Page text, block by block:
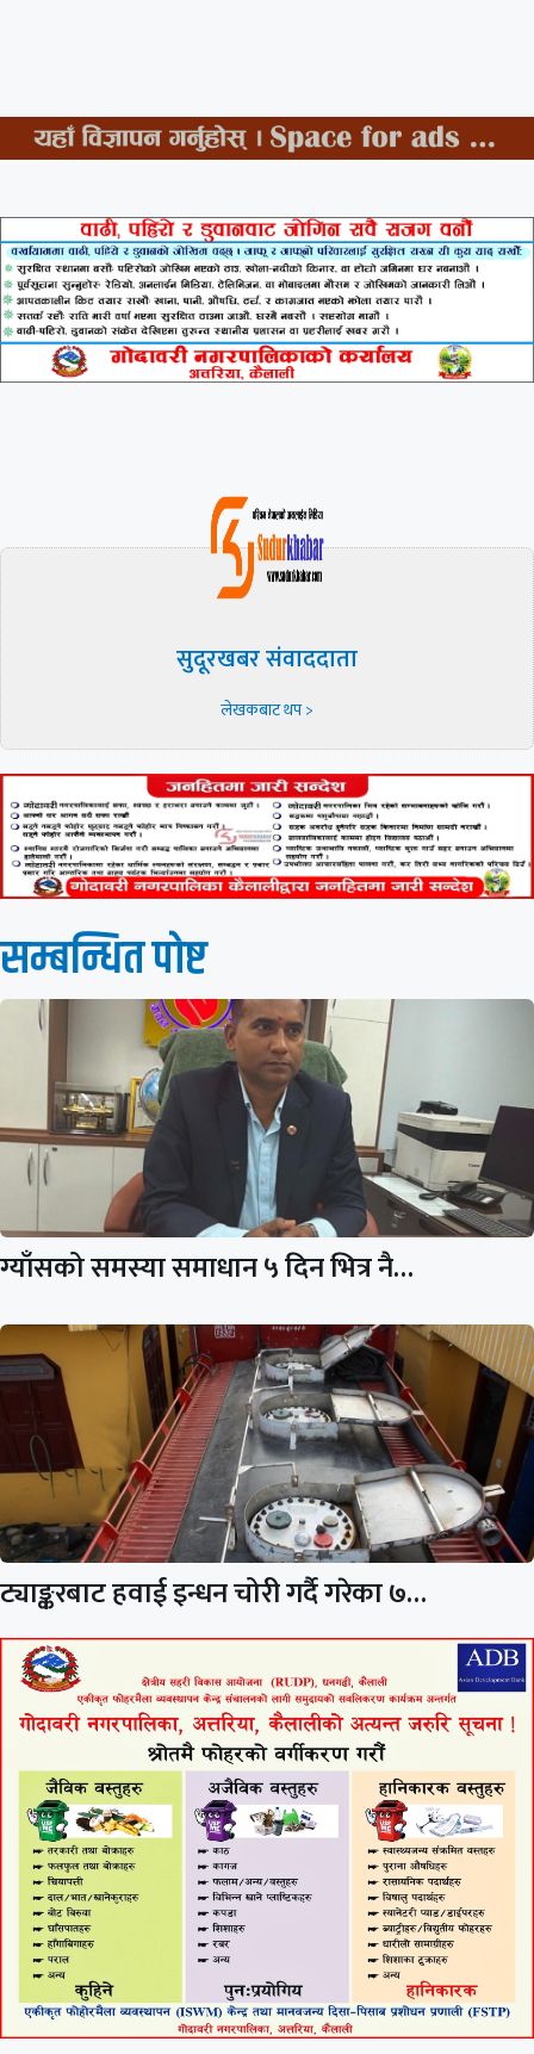
सुदूरखबर संवाददाता
लेखकबाट थप >
सम्बन्धित पाेष्ट
ग्याँसको समस्या समाधान ५ दिन भित्र नै…
ट्याङ्करबाट हवाई इन्धन चोरी गर्दै गरेका ७…